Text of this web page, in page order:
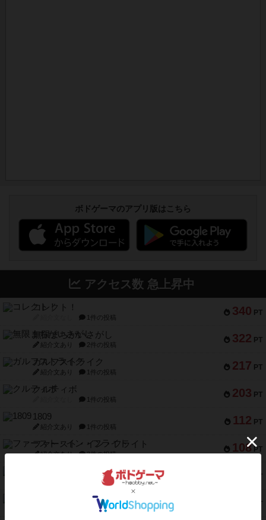
ボドゲーマのアプリ版はこちら
アクセス数 急上昇中
340 PT
コレクト！
1件の投稿
322 PT
無限まちがいさがし
紹介文あり 2件の投稿
217 PT
ガルフストライク
紹介文あり 1件の投稿
203 PT
クルティボ
1件の投稿
112 PT
1809
紹介文あり 1件の投稿
108 PT
ファースト・イン・フライト
紹介文あり 3件の投稿
PT
モズビ－ズ・レイダ－ズ
1件の投稿
PT
テンプテーション
2件の投稿